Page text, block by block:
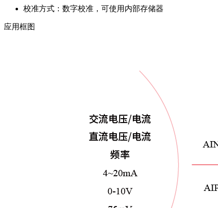
校准方式：数字校准，可使用内部存储器
应用框图